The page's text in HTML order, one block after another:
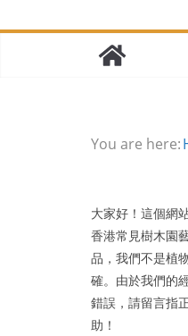
You are here:
大家好！這個網
香港常見樹木園
品，我們不是植
確。由於我們的
錯誤，請留言指
助！